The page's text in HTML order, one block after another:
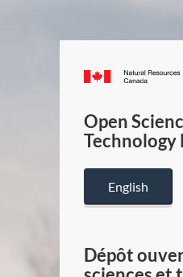
Open
Technology
English
Dépôt